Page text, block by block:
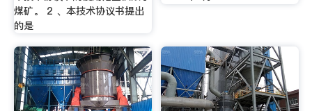
煤矿。 2 、本技术协议书提出
的是